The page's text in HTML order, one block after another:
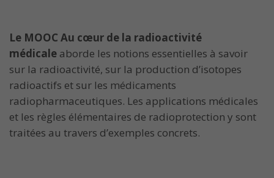
Le MOOC Au cœur de la radioactivité
médicale aborde les notions essentielles à savoir
sur la radioactivité, sur la production d’isotopes
radioactifs et sur les médicaments
radiopharmaceutiques. Les applications médicales
et les règles élémentaires de radioprotection y sont
traitées au travers d’exemples concrets.